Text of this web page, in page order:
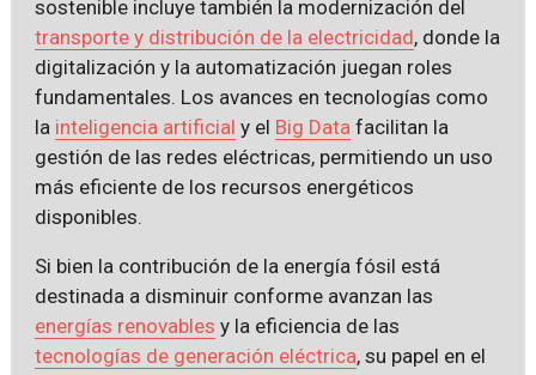
sostenible incluye también la modernización del
transporte y distribución de la electricidad, donde la
digitalización y la automatización juegan roles
fundamentales. Los avances en tecnologías como
la inteligencia artificial y el Big Data facilitan la
gestión de las redes eléctricas, permitiendo un uso
más eficiente de los recursos energéticos
disponibles.
Si bien la contribución de la energía fósil está
destinada a disminuir conforme avanzan las
energías renovables y la eficiencia de las
tecnologías de generación eléctrica, su papel en el